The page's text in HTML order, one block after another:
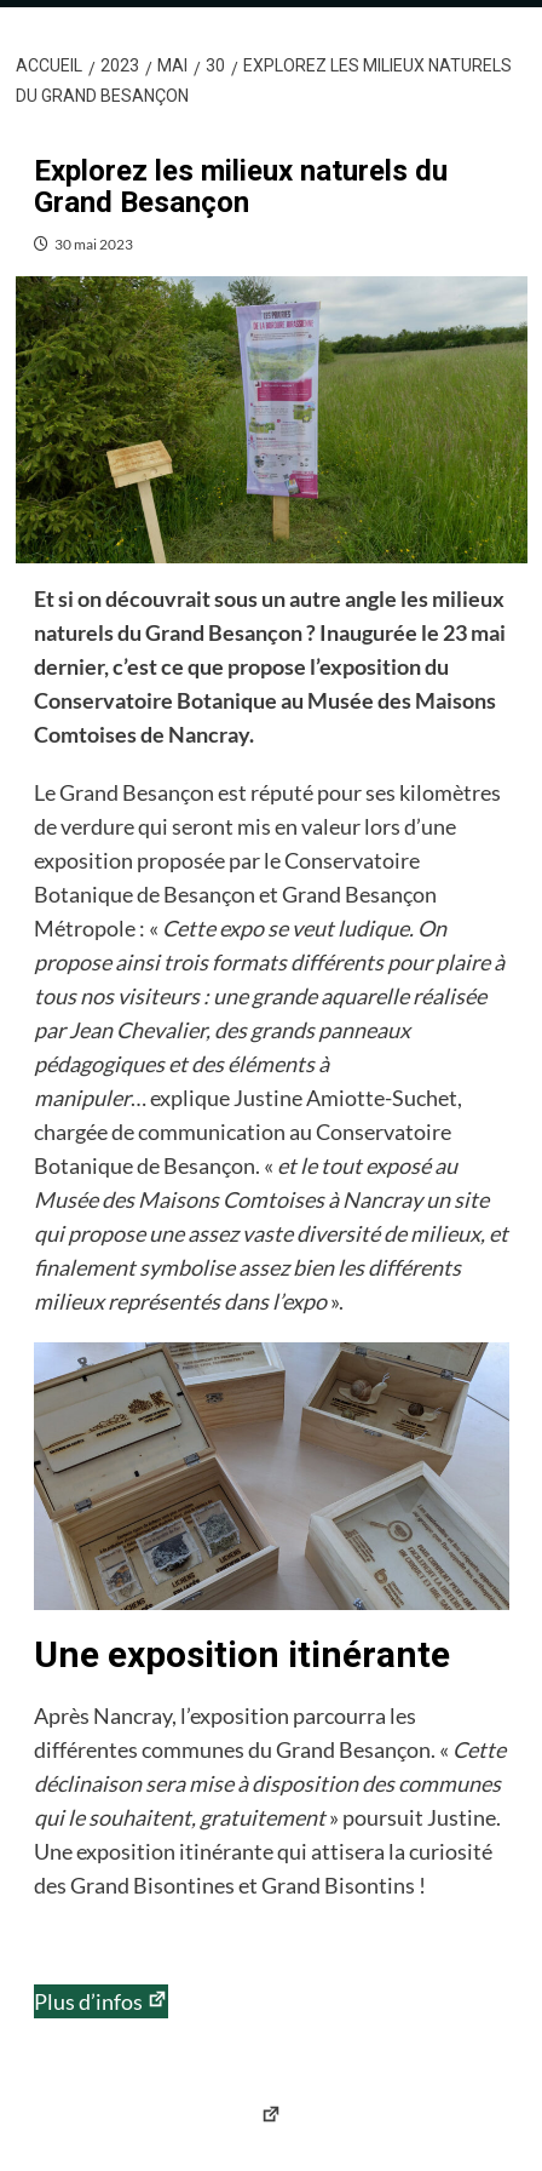
ACCUEIL 2023 MAI 30
EXPLOREZ LES MILIEUX NATURELS
DU GRAND BESANÇON
Explorez les milieux naturels du
Grand Besançon
30 mai 2023
Et si on découvrait sous un autre angle les milieux
naturels du Grand Besançon ? Inaugurée le 23 mai
dernier, c’est ce que propose l’exposition du
Conservatoire Botanique au Musée des Maisons
Comtoises de Nancray.
Le Grand Besançon est réputé pour ses kilomètres
de verdure qui seront mis en valeur lors d’une
exposition proposée par le Conservatoire
Botanique de Besançon et Grand Besançon
Métropole : « Cette expo se veut ludique. On
propose ainsi trois formats différents pour plaire à
tous nos visiteurs : une grande aquarelle réalisée
par Jean Chevalier, des grands panneaux
pédagogiques et des éléments à
manipuler… explique Justine Amiotte-Suchet,
chargée de communication au Conservatoire
Botanique de Besançon. « et le tout exposé au
Musée des Maisons Comtoises à Nancray un site
qui propose une assez vaste diversité de milieux, et
finalement symbolise assez bien les différents
milieux représentés dans l’expo».
Une exposition itinérante
Après Nancray, l’exposition parcourra les
différentes communes du Grand Besançon. « Cette
déclinaison sera mise à disposition des communes
qui le souhaitent, gratuitement» poursuit Justine.
Une exposition itinérante qui attisera la curiosité
des Grand Bisontines et Grand Bisontins !
Plus d’infos